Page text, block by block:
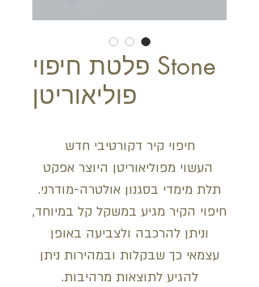
Stone פלטת חיפוי
פוליאוריטן
חיפוי קיר דקורטיבי חדש
העשוי מפוליאוריטן היוצר אפקט
תלת מימדי בסגנון אולטרה-מודרני.
חיפוי הקיר מגיע במשקל קל במיוחד,
וניתן להרכבה ולצביעה באופן
עצמאי כך שבקלות ובמהירות ניתן
להגיע לתוצאות מרהיבות.